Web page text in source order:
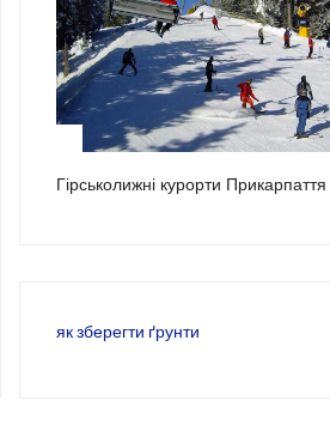
Гірськолижні курорти Прикарпаття
як зберегти ґрунти